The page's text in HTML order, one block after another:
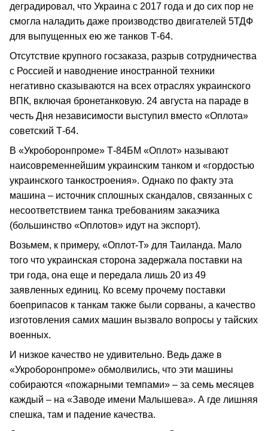
деградировал, что Украина с 2017 года и до сих пор не
смогла наладить даже производство двигателей 5ТДФ
для выпущенных ею же танков Т-64.
Отсутствие крупного госзаказа, разрыв сотрудничества
с Россией и наводнение иностранной техники
негативно сказываются на всех отраслях украинского
ВПК, включая бронетанковую. 24 августа на параде в
честь Дня независимости выступил вместо «Оплота»
советский Т-64.
В «Укроборонпроме» Т-84БМ «Оплот» называют
наисовременнейшим украинским танком и «гордостью
украинского танкостроения». Однако по факту эта
машина – источник сплошных скандалов, связанных с
несоответствием танка требованиям заказчика
(большинство «Оплотов» идут на экспорт).
Возьмем, к примеру, «Оплот-Т» для Таиланда. Мало
того что украинская сторона задержала поставки на
три года, она еще и передала лишь 20 из 49
заявленных единиц. Ко всему прочему поставки
боеприпасов к танкам также были сорваны, а качество
изготовления самих машин вызвало вопросы у тайских
военных.
И низкое качество не удивительно. Ведь даже в
«Укроборонпроме» обмолвились, что эти машины
собираются «пожарными темпами» – за семь месяцев
каждый – на «Заводе имени Малышева». А где лишняя
спешка, там и падение качества.